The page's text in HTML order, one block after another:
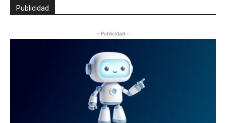
Publicidad
- Publicidad -